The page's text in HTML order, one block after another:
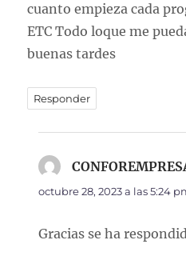
cuanto empieza cada
ETC Todo loque me
buenas tardes
Responder
octubre 28, 2023 a las 5:24
Gracias se ha